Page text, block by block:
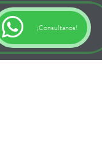
¡Consultanos!